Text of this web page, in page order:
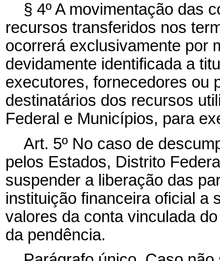
§ 4º A movimentação das
recursos transferidos nos
ocorrerá exclusivamente por
devidamente identificada a
executores, fornecedores ou
destinatários dos recursos
Federal e Municípios, para
Art. 5º No caso de
pelos Estados, Distrito
suspender a liberação das
instituição financeira oficial a
valores da conta vinculada
da pendência.